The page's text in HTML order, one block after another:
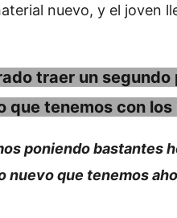
nuevo, y el joven
traer un segundo
tenemos con los
poniendo bastantes
nuevo que tenemos